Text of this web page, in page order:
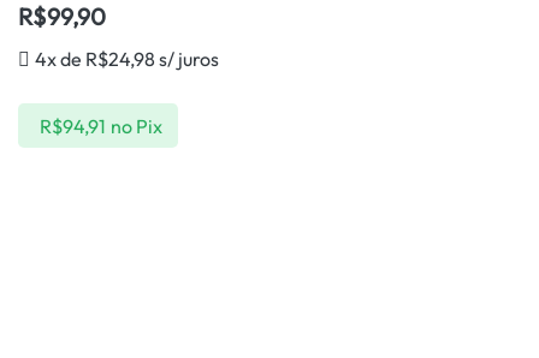
R$99,90
4x de R$24,98 s/ juros
R$94,91 no Pix